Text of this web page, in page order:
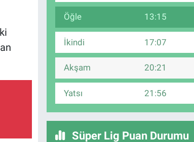
Öğle 13:15
İkindi 17:07
Akşam 20:21
Yatsı 21:56
Süper Lig Puan Durumu